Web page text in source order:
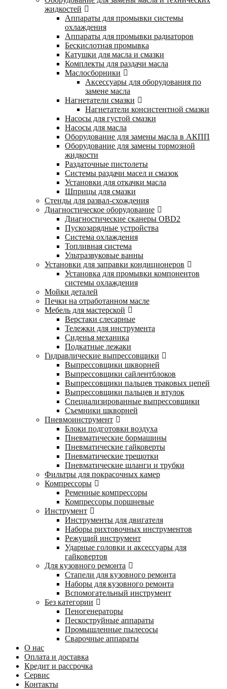
жидкостей
Аппараты для промывки системы
охлаждения
Аппараты для промывки радиаторов
Бескислотная промывка
Катушки для масла и смазки
Комплекты для раздачи масла
Маслосборники
Аксессуары для оборудования по
замене масла
Нагнетатели смазки
Нагнетатели консистентной смазки
Насосы для густой смазки
Насосы для масла
Оборудование для замены масла в АКПП
Оборудование для замены тормозной
жидкости
Раздаточные пистолеты
Системы раздачи масел и смазок
Установки для откачки масла
Шприцы для смазки
Стенды для развал-схождения
Диагностическое оборудование
Диагностические сканеры OBD2
Пускозарядные устройства
Система охлаждения
Топливная система
Ультразвуковые ванны
Установки для заправки кондиционеров
Установка для промывки компонентов
системы охлаждения
Мойки деталей
Печки на отработанном масле
Мебель для мастерской
Верстаки слесарные
Тележки для инструмента
Сиденья механика
Подкатные лежаки
Гидравлические выпрессовщики
Выпрессовщики шкворней
Выпрессовщики сайлентблоков
Выпрессовщики пальцев траковых цепей
Выпрессовщики пальцев и втулок
Специализированные выпрессовщики
Cъемники шкворней
Пневмоинструмент
Блоки подготовки воздуха
Пневматические бормашины
Пневматические гайковерты
Пневматические трещотки
Пневматические шланги и трубки
Фильтры для покрасочных камер
Компрессоры
Ременные компрессоры
Компрессоры поршневые
Инструмент
Инструменты для двигателя
Наборы рихтовочных инструментов
Режущий инструмент
Ударные головки и аксессуары для
гайковертов
Для кузовного ремонта
Стапели для кузовного ремонта
Наборы для кузовного ремонта
Вспомогательный инструмент
Без категории
Пеногенераторы
Пескоструйные аппараты
Промышленные пылесосы
Сварочные аппараты
О нас
Оплата и доставка
Кредит и рассрочка
Сервис
Контакты